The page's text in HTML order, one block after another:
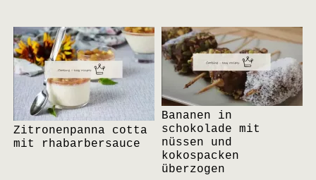
Zitronenpanna cotta
mit rhabarbersauce
Bananen in
schokolade mit
nüssen und
kokospacken
überzogen